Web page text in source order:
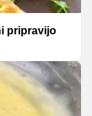
pripravijo